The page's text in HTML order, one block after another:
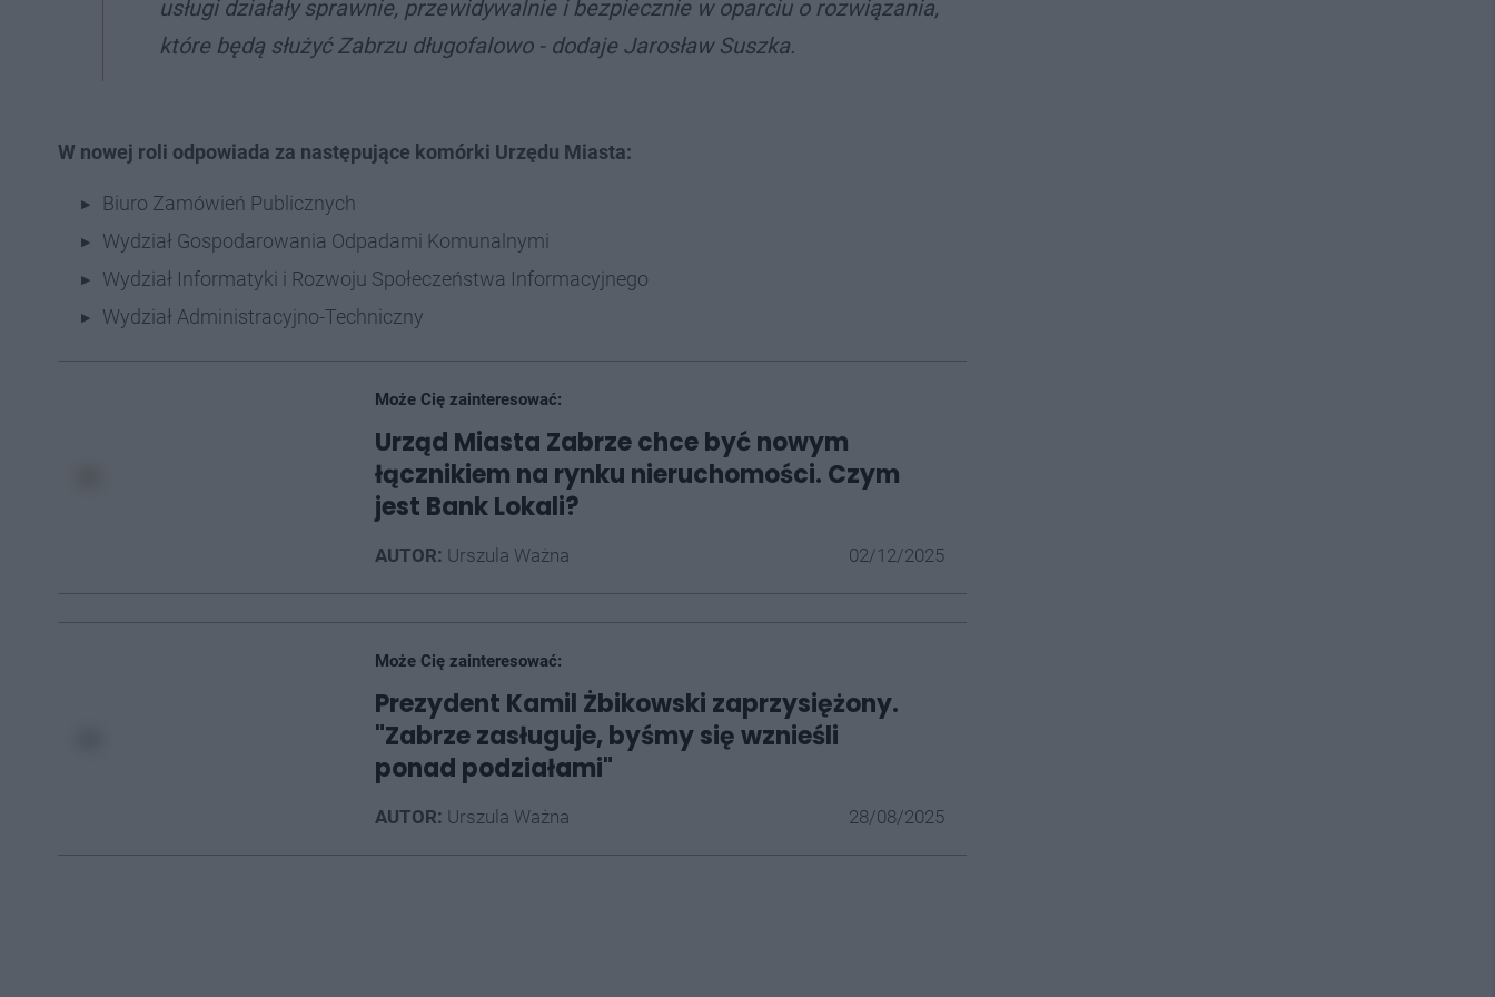
usługi działały sprawnie, przewidywalnie i bezpiecznie w oparciu o rozwiązania,
które będą służyć Zabrzu długofalowo - dodaje Jarosław Suszka.
W nowej roli odpowiada za następujące komórki Urzędu Miasta:
Biuro Zamówień Publicznych
Wydział Gospodarowania Odpadami Komunalnymi
Wydział Informatyki i Rozwoju Społeczeństwa Informacyjnego
Wydział Administracyjno-Techniczny
Może Cię zainteresować:
Urząd Miasta Zabrze chce być nowym
łącznikiem na rynku nieruchomości. Czym
jest Bank Lokali?
AUTOR: Urszula Ważna 02/12/2025
Może Cię zainteresować:
Prezydent Kamil Żbikowski zaprzysiężony.
"Zabrze zasługuje, byśmy się wznieśli
ponad podziałami"
AUTOR: Urszula Ważna 28/08/2025